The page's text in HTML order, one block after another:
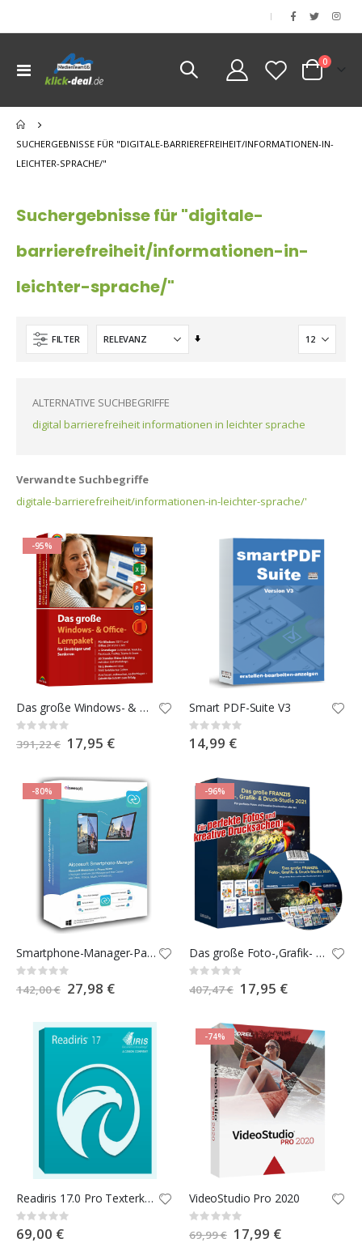
|
Navigation
umschalten
Cart
0Artikel
SUCHERGEBNISSE FÜR "DIGITALE-BARRIEREFREIHEIT/INFORMATIONEN-IN-
LEICHTER-SPRACHE/"
Suchergebnisse für "digitale-
barrierefreiheit/informationen-in-
leichter-sprache/"
FILTER
Aufsteigend
ALTERNATIVE SUCHBEGRIFFE
digital barrierefreiheit informationen in leichter sprache
Verwandte Suchbegriffe
digitale-barrierefreiheit/informationen-in-leichter-sprache/'
-95%
Das große Windows- & Office-Lernpaket für Einsteiger und Senioren
Rating:
0%
391,22 € Special
Price
17,95 €
Smart PDF-Suite V3
Rating:
0%
14,99 €
-80%
Smartphone-Manager-Paket für Android & iOS.
Rating:
0%
142,00 € Special
Price
27,98 €
-96%
Das große Foto-,Grafik- und Druckstudio 2021
Rating:
0%
407,47 € Special
Price
17,95 €
Readiris 17.0 Pro Texterkennung
Rating:
0%
69,00 €
-74%
VideoStudio Pro 2020
Rating:
0%
69,99 € Special
Price
17,99 €